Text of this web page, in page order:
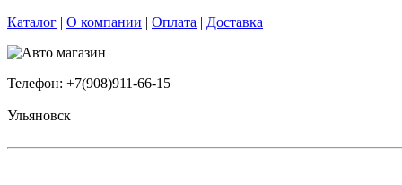
Каталог | О компании | Оплата | Доставка
Телефон: +7(908)911-66-15
Ульяновск